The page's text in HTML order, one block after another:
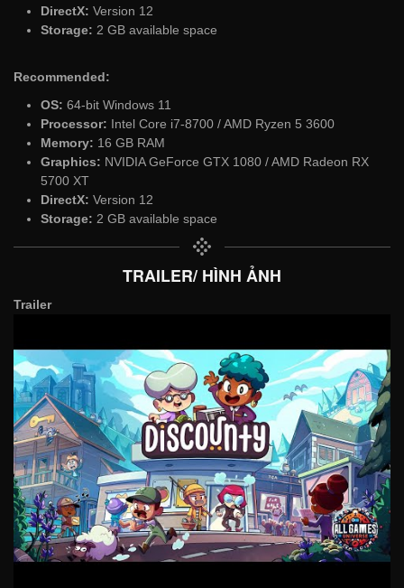
DirectX: Version 12
Storage: 2 GB available space
Recommended:
OS: 64-bit Windows 11
Processor: Intel Core i7-8700 / AMD Ryzen 5 3600
Memory: 16 GB RAM
Graphics: NVIDIA GeForce GTX 1080 / AMD Radeon RX
5700 XT
DirectX: Version 12
Storage: 2 GB available space
TRAILER/ HÌNH ẢNH
Trailer